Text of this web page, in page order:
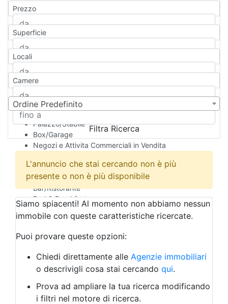
Qualsiasi
Appartamento
Casa indipendente
Casa Semi-indipendente
Attico/Mansarda
Rustico/Casale
Camera d'Albergo
Multiproprietà
Palazzo/Stabile
Box/Garage
Negozi e Attivita Commerciali in Vendita
Attività/Licenza Commerciale
Azienda Agricola
Bar/Ristorante
Bed & Breakfast
Albergo
Laboratorio Artigianale
Agriturismo
Magazzini
Capannoni
Uffici
Terreni in Vendita
Qualsiasi
Prezzo
Superficie
Locali
Camere
Ordine Predefinito
Filtra Ricerca
L'annuncio che stai cercando non è più
presente o non è più disponibile
Siamo spiacenti! Al momento non abbiamo nessun
immobile con queste caratteristiche ricercate.
Puoi provare queste opzioni:
Chiedi direttamente alle Agenzie immobiliari
o descrivigli cosa stai cercando qui.
Prova ad ampliare la tua ricerca modificando
i filtri nel motore di ricerca.